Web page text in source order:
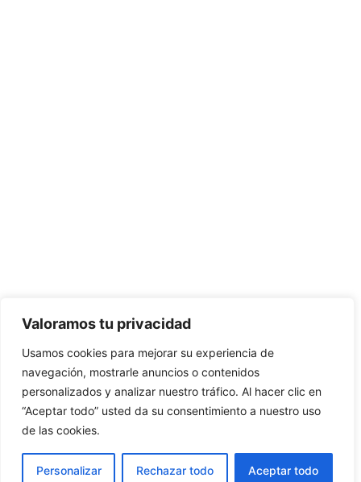
Valoramos tu privacidad
Usamos cookies para mejorar su experiencia de
navegación, mostrarle anuncios o contenidos
personalizados y analizar nuestro tráfico. Al hacer clic en
“Aceptar todo” usted da su consentimiento a nuestro uso
de las cookies.
Personalizar Rechazar todo Aceptar todo